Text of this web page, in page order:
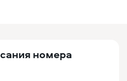
номера